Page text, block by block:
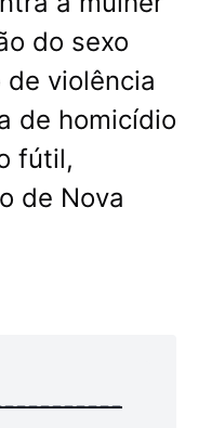
do sexo
violência
de homicídio
fútil,
de Nova